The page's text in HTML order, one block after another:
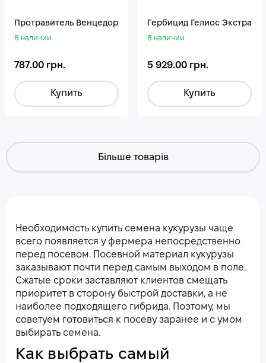
Протравитель Венцедор
В наличии
787.00 грн.
Купить
Гepбицид Гелиос Экстра
В наличии
5 929.00 грн.
Купить
Більше товарів
Необходимость купить семена кукурузы чаще
всего появляется у фермера непосредственно
перед посевом. Посевной материал кукурузы
заказывают почти перед самым выходом в поле.
Сжатые сроки заставляют клиентов смещать
приоритет в сторону быстрой доставки, а не
наиболее подходящего гибрида. Поэтому, мы
советуем готовиться к посеву заранее и с умом
выбирать семена.
Как выбрать самый